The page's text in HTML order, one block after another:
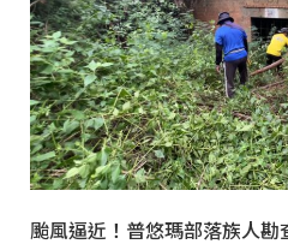
颱風逼近！普悠瑪部落族人勘